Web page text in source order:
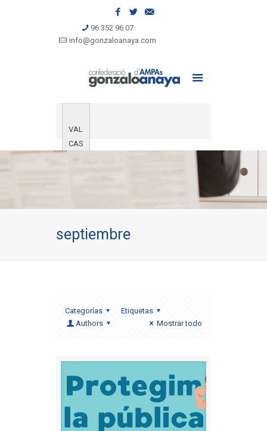
96 352 96 07
info@gonzaloanaya.com
VAL
CAS
septiembre
Categorías
Etiquetas
Authors
Mostrar todo